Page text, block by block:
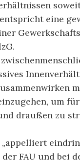
entspricht eine
um
draußen zu
„appelliert
FAU und bei